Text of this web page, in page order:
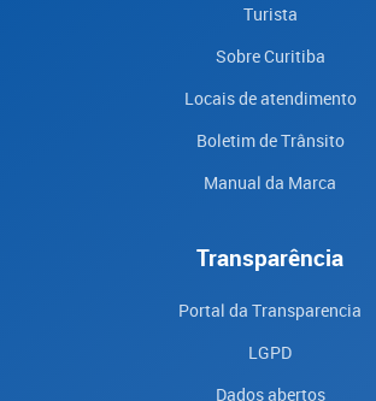
Turista
Sobre Curitiba
Locais de atendimento
Boletim de Trânsito
Manual da Marca
Transparência
Portal da Transparencia
LGPD
Dados abertos